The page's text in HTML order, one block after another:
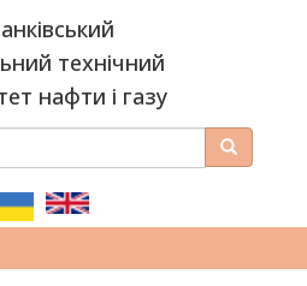
технічний
нафти і газу
Пошук